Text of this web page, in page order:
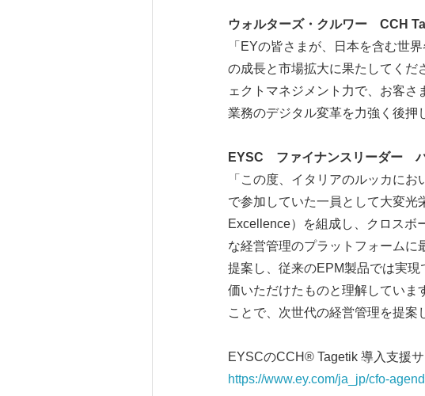
ウォルターズ・クルワー CCH
「EYの皆さまが、日本を含む世
の成長と市場拡大に果たしてくだ
ェクトマネジメント力で、お客
業務のデジタル変革を力強く後押
EYSC ファイナンスリーダー
「この度、イタリアのルッカに
で参加していた一員として大変
Excellence）を組成し、クロスボ
な経営管理のプラットフォームに
提案し、従来のEPM製品では実
価いただけたものと理解していま
ことで、次世代の経営管理を提案
EYSCのCCH® Tagetik 導入支援
https://www.ey.com/ja_jp/cfo-